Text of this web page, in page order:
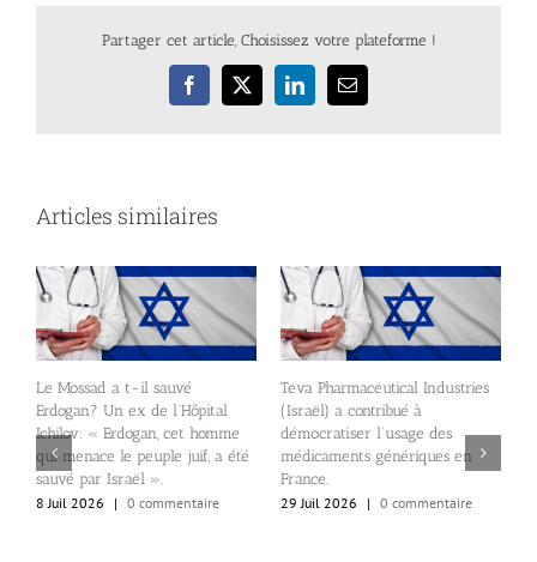
Partager cet article, Choisissez votre plateforme !
Facebook
X LinkedInEmail
Articles similaires
Teva Pharmaceutical Industries
(Israël) a contribué à
démocratiser l’usage des
médicaments génériques en
France.
29 Juil 2026 | 0 commentaire
En venat de France n’oubliez
pas de passer à la pharmacie
29 Juil 2026